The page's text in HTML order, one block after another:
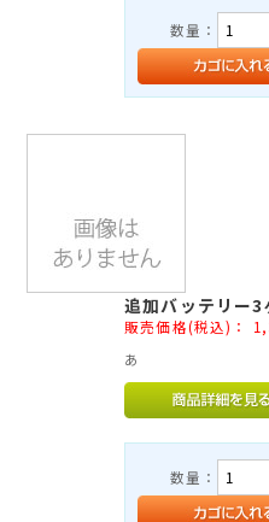
数量：
追加バッテリー
販売価格(税込)：
あ
数量：